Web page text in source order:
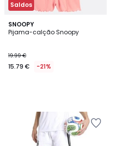
Saldos
SNOOPY
Pijama-calção Snoopy
19.99 €
15.79 € -21%